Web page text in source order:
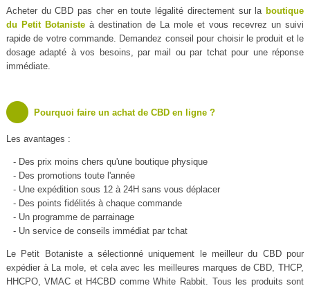
Acheter du CBD pas cher en toute légalité directement sur la boutique
du Petit Botanisteà destination de La mole et vous recevrez un suivi
rapide de votre commande. Demandez conseil pour choisir le produit et le
dosage adapté à vos besoins, par mail ou par tchat pour une réponse
immédiate.
Pourquoi faire un achat de CBD en ligne ?
Les avantages :
- Des prix moins chers qu'une boutique physique
- Des promotions toute l'année
- Une expédition sous 12 à 24H sans vous déplacer
- Des points fidélités à chaque commande
- Un programme de parrainage
- Un service de conseils immédiat par tchat
Le Petit Botaniste a sélectionné uniquement le meilleur du CBD pour
expédier à La mole, et cela avec les meilleures marques de CBD, THCP,
HHCPO, VMAC et H4CBD comme White Rabbit. Tous les produits sont